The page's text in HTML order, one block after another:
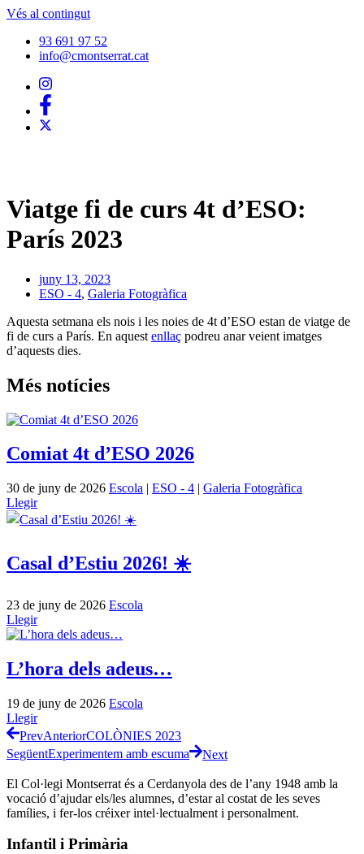
Vés al contingut
93 691 97 52
info@cmontserrat.cat
Viatge fi de curs 4t d’ESO:
París 2023
juny 13, 2023
ESO - 4, Galeria Fotogràfica
Aquesta setmana els nois i les noies de 4t d’ESO estan de viatge de
fi de curs a París. En aquest enllaç podreu anar veient imatges
d’aquests dies.
Més notícies
Comiat 4t d’ESO 2026
30 de juny de 2026 Escola | ESO - 4 | Galeria Fotogràfica
Llegir
Casal d’Estiu 2026! ☀️
23 de juny de 2026 Escola
Llegir
L’hora dels adeus…
19 de juny de 2026 Escola
Llegir
PrevAnteriorCOLÒNIES 2023
SegüentExperimentem amb escuma Next
El Col·legi Montserrat és a Cerdanyola des de l’any 1948 amb la
vocació d’ajudar els/les alumnes, d’estar al costat de les seves
famílies, i fer-los créixer intel·lectualment i personalment.
Infantil i Primària